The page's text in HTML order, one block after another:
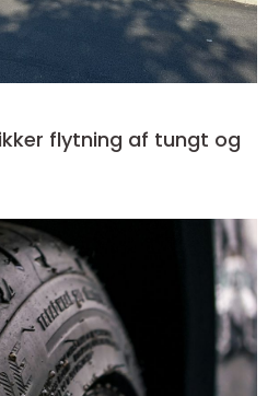
flytning af tungt og